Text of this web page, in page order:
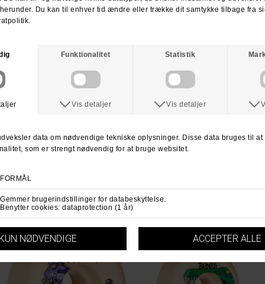
Bones STF Dollhouse V1 Standard Wheel